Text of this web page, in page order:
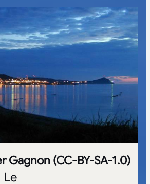
Gagnon (CC-BY-SA-1.0)
Le